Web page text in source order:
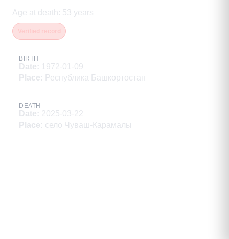
Age at death : 53 years
BIRTH
Date: 1972-01-09
Place: Республика Башкортостан
DEATH
Date: 2025-03-22
Place: село Чуваш-Карамалы